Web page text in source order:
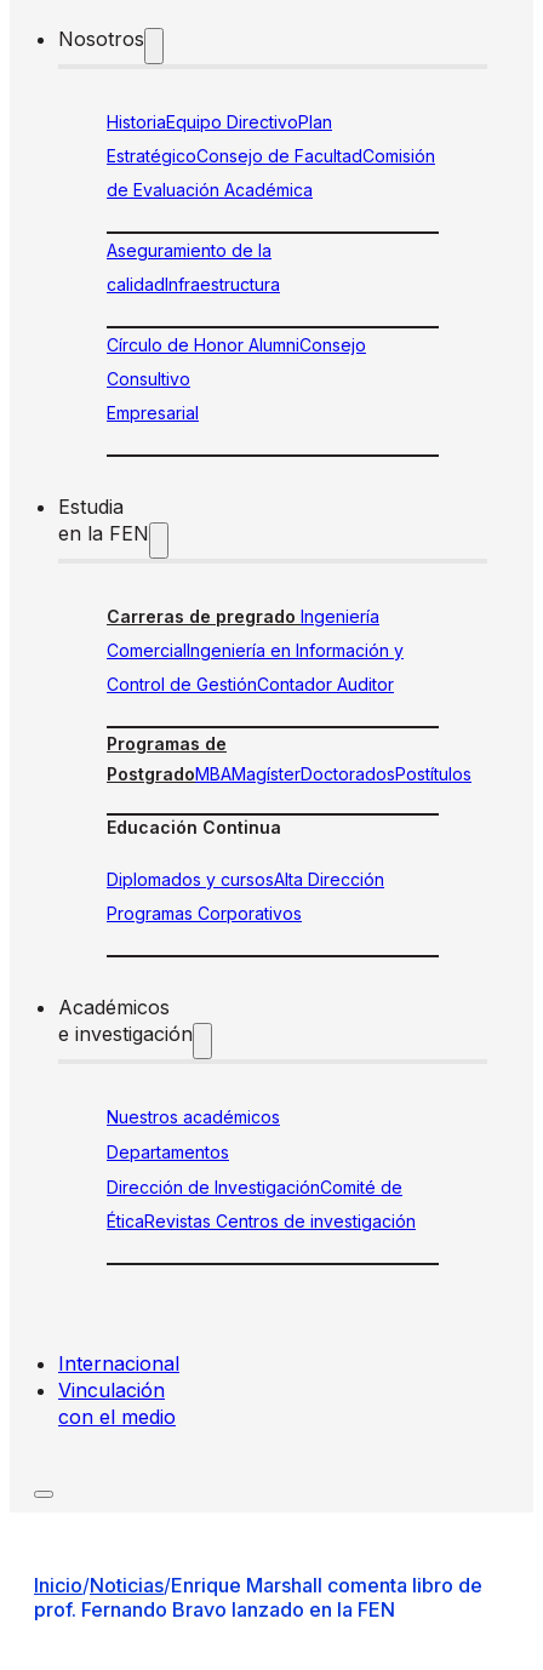
Nosotros
HistoriaEquipo DirectivoPlan
EstratégicoConsejo de FacultadComisión
de Evaluación Académica
Aseguramiento de la
calidadInfraestructura
Círculo de Honor AlumniConsejo
Consultivo
Empresarial
Estudia
en la FEN
Carreras de pregrado Ingeniería
ComercialIngeniería en Información y
Control de GestiónContador Auditor
Programas de
PostgradoMBAMagísterDoctoradosPostítulos
Educación Continua
Diplomados y cursosAlta Dirección
Programas Corporativos
Académicos
e investigación
Nuestros académicos
Departamentos
Dirección de InvestigaciónComité de
ÉticaRevistas Centros de investigación
Internacional
Vinculación
con el medio
Inicio/Noticias/Enrique Marshall comenta libro de
prof. Fernando Bravo lanzado en la FEN